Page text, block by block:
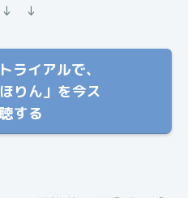
↓
ライアルで、
りん」を今ス
する